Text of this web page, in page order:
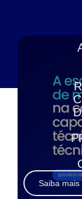
Saiba mais